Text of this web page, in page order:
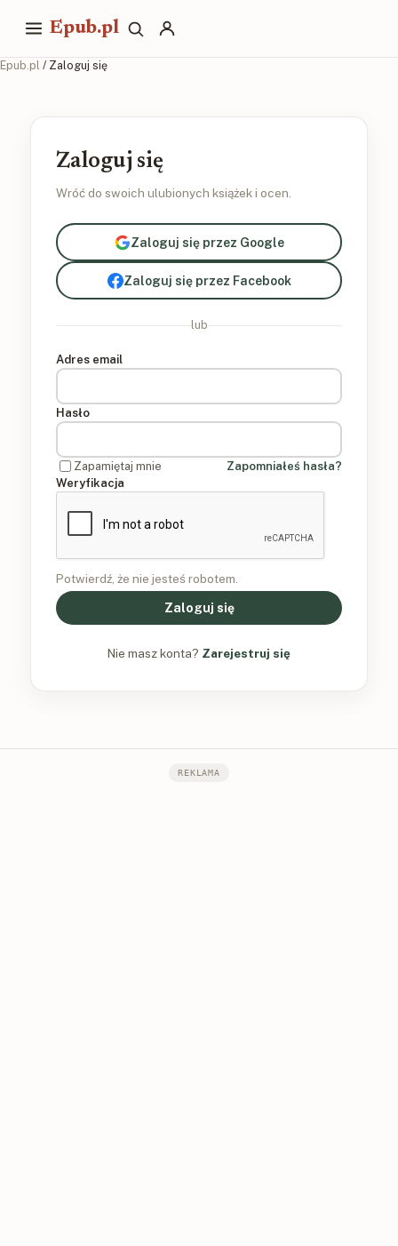
Epub.pl
Epub.pl / Zaloguj się
Zaloguj się
Wróć do swoich ulubionych książek i ocen.
Zaloguj się przez Google
Zaloguj się przez Facebook
lub
Adres email
Hasło
Zapamiętaj mnie
Zapomniałeś hasła?
Weryfikacja
Potwierdź, że nie jesteś robotem.
Zaloguj się
Nie masz konta? Zarejestruj się
REKLAMA